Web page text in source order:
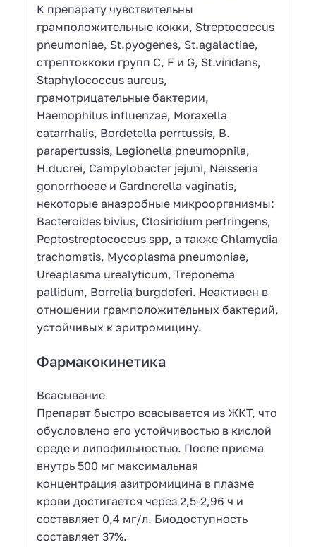
К препарату чувствительны
грамположительные кокки, Streptococcus
pneumoniae, St.pyogenes, St.agalactiae,
стрептоккоки групп C, F и G, St.viridans,
Staphylococcus aureus,
грамотрицательные бактерии,
Haemophilus influenzae, Moraxella
catarrhalis, Bordetella perrtussis, B.
parapertussis, Legionella pneumopnila,
H.ducrei, Campylobacter jejuni, Neisseria
gonorrhoeae и Gardnerella vaginatis,
некоторые анаэробные микроорганизмы:
Bacteroides bivius, Closiridium perfringens,
Peptostreptococcus spp, а также Chlamydia
trachomatis, Mycoplasma pneumoniae,
Ureaplasma urealyticum, Treponema
pallidum, Borrelia burgdoferi. Неактивен в
отношении грамположительных бактерий,
устойчивых к эритромицину.
Фармакокинетика
Всасывание
Препарат быстро всасывается из ЖКТ, что
обусловлено его устойчивостью в кислой
среде и липофильностью. После приема
внутрь 500 мг максимальная
концентрация азитромицина в плазме
крови достигается через 2,5-2,96 ч и
составляет 0,4 мг/л. Биодоступность
составляет 37%.